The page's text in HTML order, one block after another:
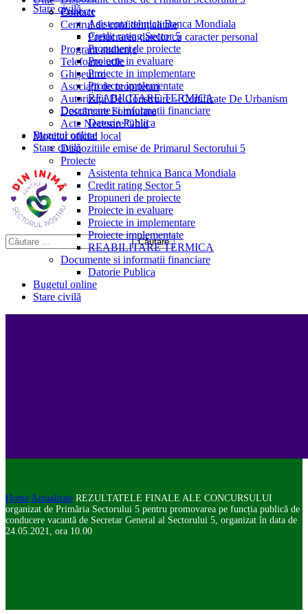
Stare civilă
Proiecte
Asistenta tehnica Banca Mondiala
Credit rating Sector 5
Propuneri de proiecte
Proiecte in evaluare
Proiecte in implementare
Proiecte implementate
REABILITARE TERMICA
Documente si informatii financiare
Datorie Publica
Bugetul online
Stare civilă
Contact
Centrul de confidențialitate
Prelucrarea datelor cu caracter personal
Program audiențe
Telefoane utile
Ghișeul.ro
Asociații de proprietari
Autorizații De Construire – Certificate De Urbanism
Descărcare Formulare
Acte Necesare/Ghid
Monitor oficial local
Dispozitiile emise de Primarul Sectorului 5
Proiecte
Asistenta tehnica Banca Mondiala
Credit rating Sector 5
Propuneri de proiecte
Proiecte in evaluare
Proiecte in implementare
Proiecte implementate
REABILITARE TERMICA
Documente si informatii financiare
Datorie Publica
Bugetul online
Stare civilă
Home Actualitate REZULTATELE FINALE ALE CONCURSULUI
organizat de Primăria Sectorului 5 pentru promovarea pe funcția publică de
conducere vacantă de Secretar General al Sectorului 5, organizat în data de
24.05.2021, ora 10.00